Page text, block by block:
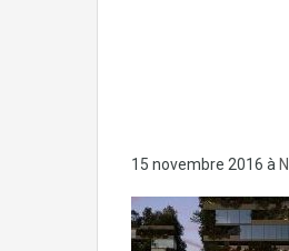
15 novembre 2016 à